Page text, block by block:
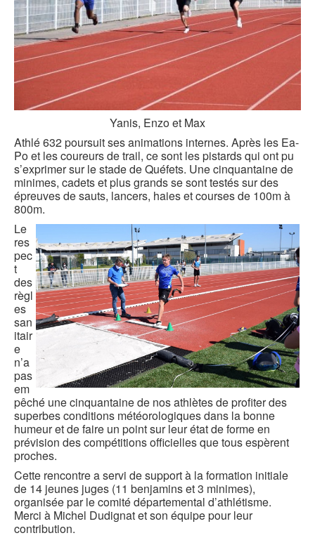
Yanis, Enzo et Max
Athlé 632 poursuit ses animations internes. Après les Ea-
Po et les coureurs de trail, ce sont les pistards qui ont pu
s’exprimer sur le stade de Quéfets. Une cinquantaine de
minimes, cadets et plus grands se sont testés sur des
épreuves de sauts, lancers, haies et courses de 100m à
800m.
Le
res
pec
t
des
règl
es
san
itair
e
n’a
pas
em
pêché une cinquantaine de nos athlètes de profiter des
superbes conditions météorologiques dans la bonne
humeur et de faire un point sur leur état de forme en
prévision des compétitions officielles que tous espèrent
proches.
Cette rencontre a servi de support à la formation initiale
de 14 jeunes juges (11 benjamins et 3 minimes),
organisée par le comité départemental d’athlétisme.
Merci à Michel Dudignat et son équipe pour leur
contribution.